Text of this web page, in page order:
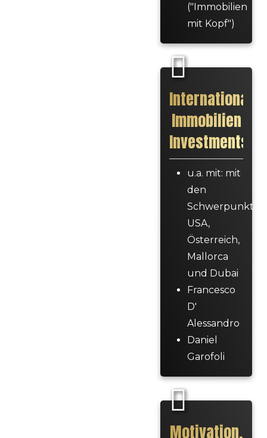
("Immobilien
mit Kopf")
Internationale
Immobilien
Investments
u.a. mit: mit
den
Schwerpunkt
USA,
Österreich,
Mallorca
und Dubai
Francesco
D'
Alessandro
Daniel
Garofoli
Motivation,